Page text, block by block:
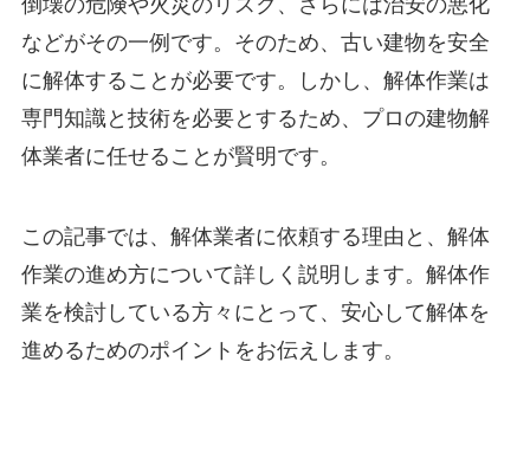
などがその一例です。そのため、古い建物を安全
に解体することが必要です。しかし、解体作業は
専門知識と技術を必要とするため、プロの建物解
体業者に任せることが賢明です。
この記事では、解体業者に依頼する理由と、解体
作業の進め方について詳しく説明します。解体作
業を検討している方々にとって、安心して解体を
進めるためのポイントをお伝えします。